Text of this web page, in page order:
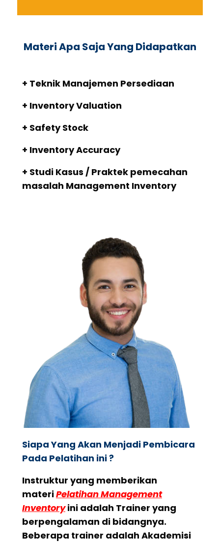
Materi Apa Saja Yang Didapatkan
+ Teknik Manajemen Persediaan
+ Inventory Valuation
+ Safety Stock
+ Inventory Accuracy
+ Studi Kasus / Praktek pemecahan
masalah Management Inventory
Siapa Yang Akan Menjadi Pembicara
Pada Pelatihan ini ?
Instruktur yang memberikan
materiPelatihan Management
Inventoryini adalah Trainer yang
berpengalaman di bidangnya.
Beberapa trainer adalah Akademisi